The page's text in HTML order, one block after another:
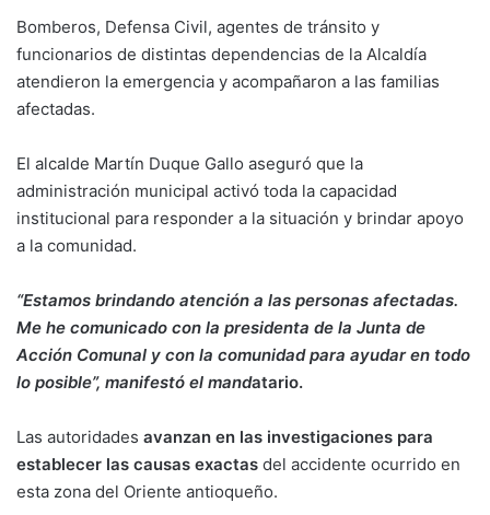
Bomberos, Defensa Civil, agentes de tránsito y
funcionarios de distintas dependencias de la Alcaldía
atendieron la emergencia y acompañaron a las familias
afectadas.
El alcalde Martín Duque Gallo aseguró que la
administración municipal activó toda la capacidad
institucional para responder a la situación y brindar apoyo
a la comunidad.
“Estamos brindando atención a las personas afectadas.
Me he comunicado con la presidenta de la Junta de
Acción Comunal y con la comunidad para ayudar en todo
lo posible”, manifestó el mandatario.
Las autoridades avanzan en las investigaciones para
establecer las causas exactas del accidente ocurrido en
esta zona del Oriente antioqueño.